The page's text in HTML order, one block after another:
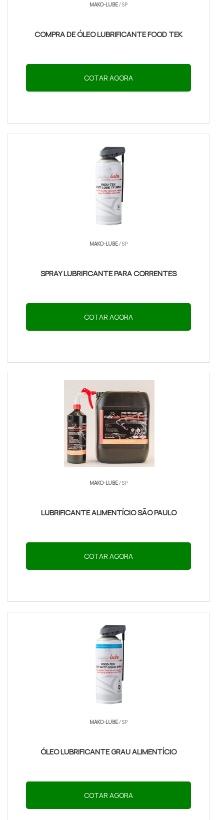
MAKO-LUBE / SP
COMPRA DE ÓLEO LUBRIFICANTE FOOD TEK
COTAR AGORA
MAKO-LUBE / SP
SPRAY LUBRIFICANTE PARA CORRENTES
COTAR AGORA
MAKO-LUBE / SP
LUBRIFICANTE ALIMENTÍCIO SÃO PAULO
COTAR AGORA
MAKO-LUBE / SP
ÓLEO LUBRIFICANTE GRAU ALIMENTÍCIO
COTAR AGORA